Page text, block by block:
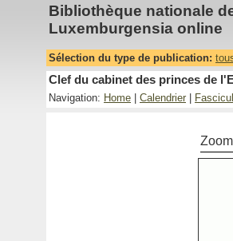
Bibliothèque nationale
Luxemburgensia online
Sélection du type de publication:
Clef du cabinet des princes de
Navigation: Home Calendrier
Zoom